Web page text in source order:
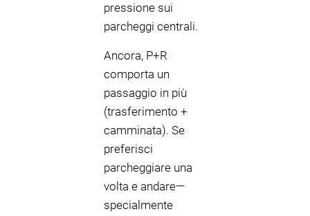
pressione sui
parcheggi centrali.
Ancora, P+R
comporta un
passaggio in più
(trasferimento +
camminata). Se
preferisci
parcheggiare una
volta e andare—
specialmente